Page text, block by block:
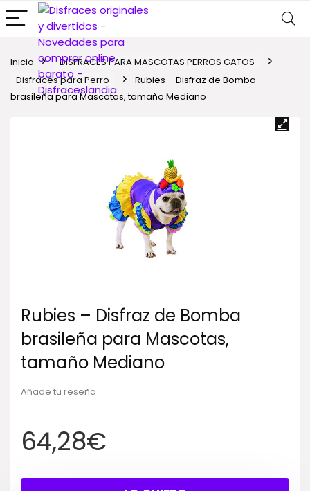
Inicio
DISFRACES PARA MASCOTAS PERROS GATOS
Disfraces para Perro
Rubies – Disfraz de Bomba
brasileña para Mascotas, tamaño Mediano
Rubies – Disfraz de Bomba
brasileña para Mascotas,
tamaño Mediano
Añade tu reseña
64,28€